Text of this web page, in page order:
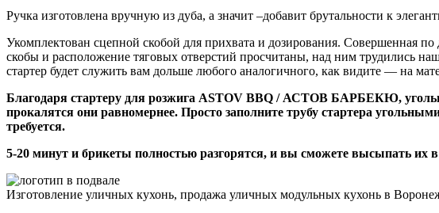
Ручка изготовлена вручную из дуба, а значит –добавит брутальности к
Укомплектован сцепной скобой для прихвата и дозирования. Совершенная
скобы и расположение тяговых отверстий просчитаны, над ним трудились
стартер будет служить вам дольше любого аналогичного, как видите — на
Благодаря стартеру для розжига ASTOV BBQ / АСТОВ БАРБЕКЮ,
прокалятся они равномернее. Просто заполните трубу стартера
требуется.
5-20 минут и брикеты полностью разгорятся, и вы сможете высыпать их
Изготовление уличных кухонь, продажа уличных модульных кухонь в